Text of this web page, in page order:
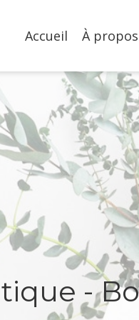
Accueil À propos
-